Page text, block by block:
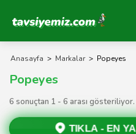
Tavsiyemiz Anasayfa
Anasayfa > Markalar > Popeyes
Popeyes
6 sonuçtan 1 - 6 arası gösteriliyor.
TIKLA - EN